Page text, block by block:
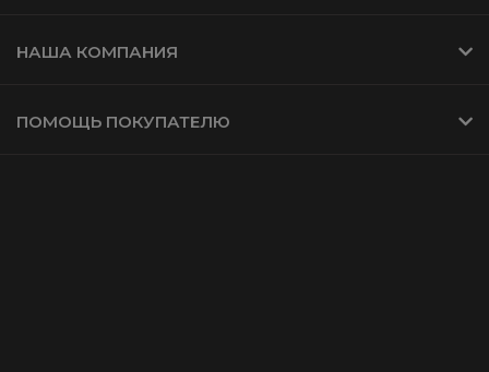
НАША КОМПАНИЯ
ПОМОЩЬ ПОКУПАТЕЛЮ